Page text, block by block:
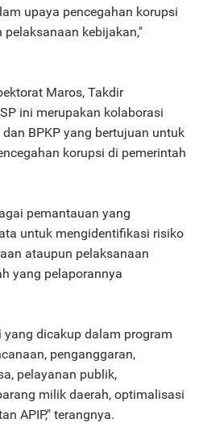
upaya pencegahan korupsi
kebijakan,"
Maros, Takdir
ini merupakan kolaborasi
BPKP yang bertujuan untuk
korupsi di pemerintah
pemantauan yang
untuk mengidentifikasi risiko
ataupun pelaksanaan
yang pelaporannya
yang dicakup dalam program
penganggaran,
pelayanan publik,
milik daerah, optimalisasi
APIP," terangnya.